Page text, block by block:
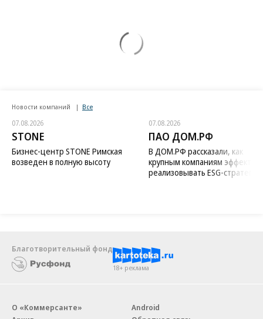
Новости компаний Все
07.08.2026
STONE
Бизнес-центр STONE Римская
возведен в полную высоту
07.08.2026
ПАО ДОМ.РФ
В ДОМ.РФ рассказали, как
крупным компаниям
реализовывать ESG-стратегию
Благотворительный фонд
18+ реклама
О «Коммерсанте»
Android